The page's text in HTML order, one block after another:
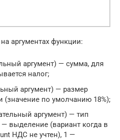
аргументах функции:
аргумент) — сумма, для
налог;
аргумент) — размер
(значение по умолчанию 18%);
аргумент) — тип
— выделение (вариант когда в
НДС не учтен), 1 —